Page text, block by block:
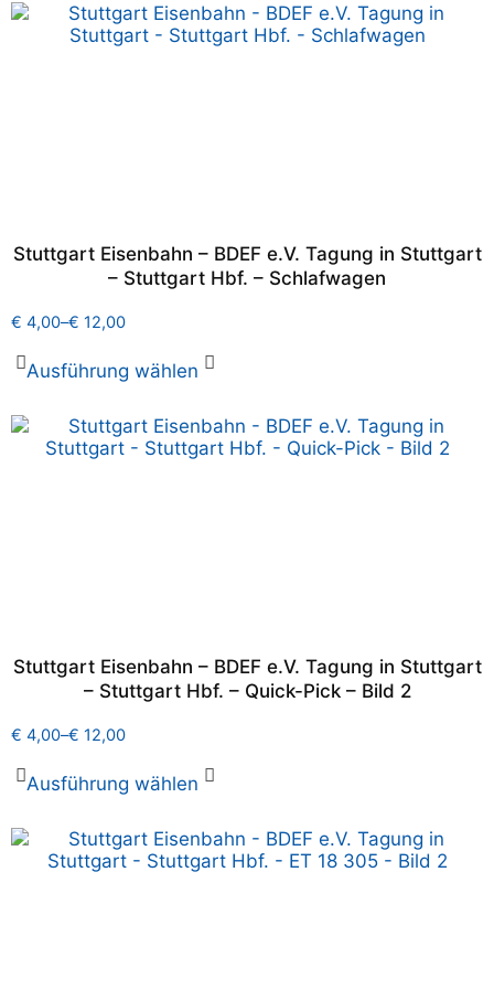
Stuttgart Eisenbahn – BDEF e.V. Tagung in Stuttgart
– Stuttgart Hbf. – Schlafwagen
€ 4,00–€ 12,00
Ausführung wählen
Stuttgart Eisenbahn – BDEF e.V. Tagung in Stuttgart
– Stuttgart Hbf. – Quick-Pick – Bild 2
€ 4,00–€ 12,00
Ausführung wählen